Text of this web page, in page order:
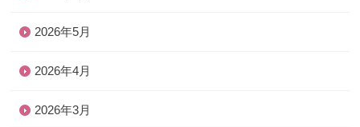
2026年5月
2026年4月
2026年3月